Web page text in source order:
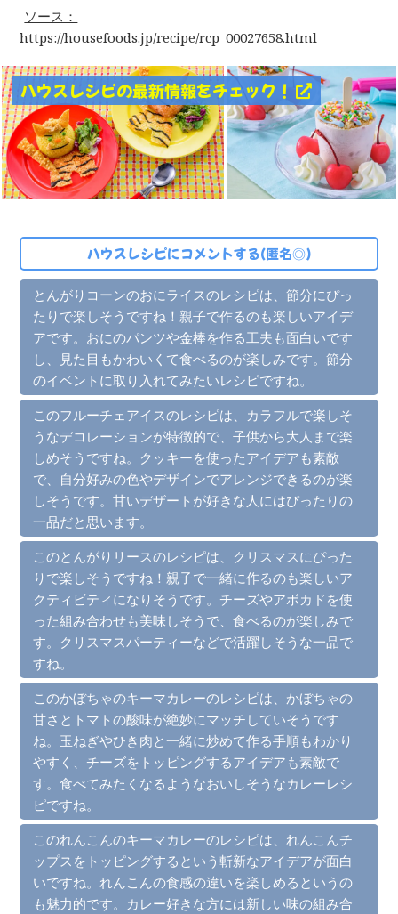
ソース：
https://housefoods.jp/recipe/rcp_00027658.html
ハウスレシピの最新情報をチェック！
ハウスレシピにコメントする(匿名◎)
とんがりコーンのおにライスのレシピは、節分にぴっ
たりで楽しそうですね！親子で作るのも楽しいアイデ
アです。おにのパンツや金棒を作る工夫も面白いです
し、見た目もかわいくて食べるのが楽しみです。節分
のイベントに取り入れてみたいレシピですね。
このフルーチェアイスのレシピは、カラフルで楽しそ
うなデコレーションが特徴的で、子供から大人まで楽
しめそうですね。クッキーを使ったアイデアも素敵
で、自分好みの色やデザインでアレンジできるのが楽
しそうです。甘いデザートが好きな人にはぴったりの
一品だと思います。
このとんがりリースのレシピは、クリスマスにぴった
りで楽しそうですね！親子で一緒に作るのも楽しいア
クティビティになりそうです。チーズやアボカドを使
った組み合わせも美味しそうで、食べるのが楽しみで
す。クリスマスパーティーなどで活躍しそうな一品で
すね。
このかぼちゃのキーマカレーのレシピは、かぼちゃの
甘さとトマトの酸味が絶妙にマッチしていそうです
ね。玉ねぎやひき肉と一緒に炒めて作る手順もわかり
やすく、チーズをトッピングするアイデアも素敵で
す。食べてみたくなるようなおいしそうなカレーレシ
ピですね。
このれんこんのキーマカレーのレシピは、れんこんチ
ップスをトッピングするという斬新なアイデアが面白
いですね。れんこんの食感の違いを楽しめるというの
も魅力的です。カレー好きな方には新しい味の組み合